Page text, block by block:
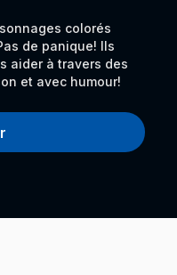
colorés
de panique! Ils
aider à travers des
et avec humour!